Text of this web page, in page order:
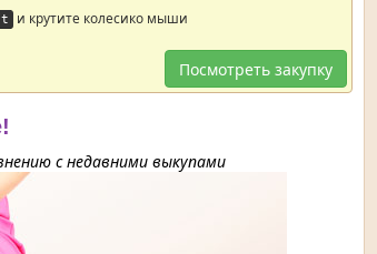
и крутите колесико мыши
Посмотреть закупку
с недавними выкупами